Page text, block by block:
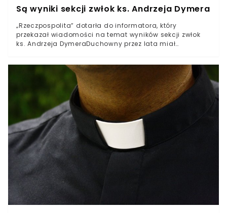
Są wyniki sekcji zwłok ks. Andrzeja Dymera
„Rzeczpospolita” dotarła do informatora, który
przekazał wiadomości na temat wyników sekcji zwłok
ks. Andrzeja DymeraDuchowny przez lata miał
badania mieli wykluczyć, że w zgonie ks. Andrzeja
Dymera brały udział osoby trzecieŚmierć ks. Andrzeja
Dymera dla wielu była bardzo zagadkową kwestią.
Duchowny od lat oskarżany o pedofilię i cieszący się
płaszczem ochrony ze strony Kościoła katolickiego
odszedł krótko po tym, jak kraj obiegł reportaż na temat
jego wieloletnich nadużyć. Przekazano wiadomości na
temat wyników sekcji zwłok duchownego.Ofiary ks.
Andrzeja Dymera przez lata próbowały doprowadzić do
tego, by ich oprawca odpowiedział za swoje czyny.
Zanim sprawiedliwości stało się zadość, duchowny
zmarł.16 lutego 2021 roku Polskę obiegła wiadomość, że
ks. Andrzej Dymer nie żyje. Od razu pojawił się głosy
mówiące o zastanawiającym zbiegu okoliczności
dopuszczać miał się ksiądz.Podjęto decyzję, że ciało ks.